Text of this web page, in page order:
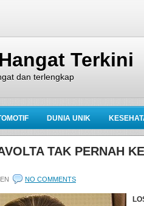
Terkini
dan terlengkap
DUNIA UNIK
TAK PERNAH
NO COMMENTS